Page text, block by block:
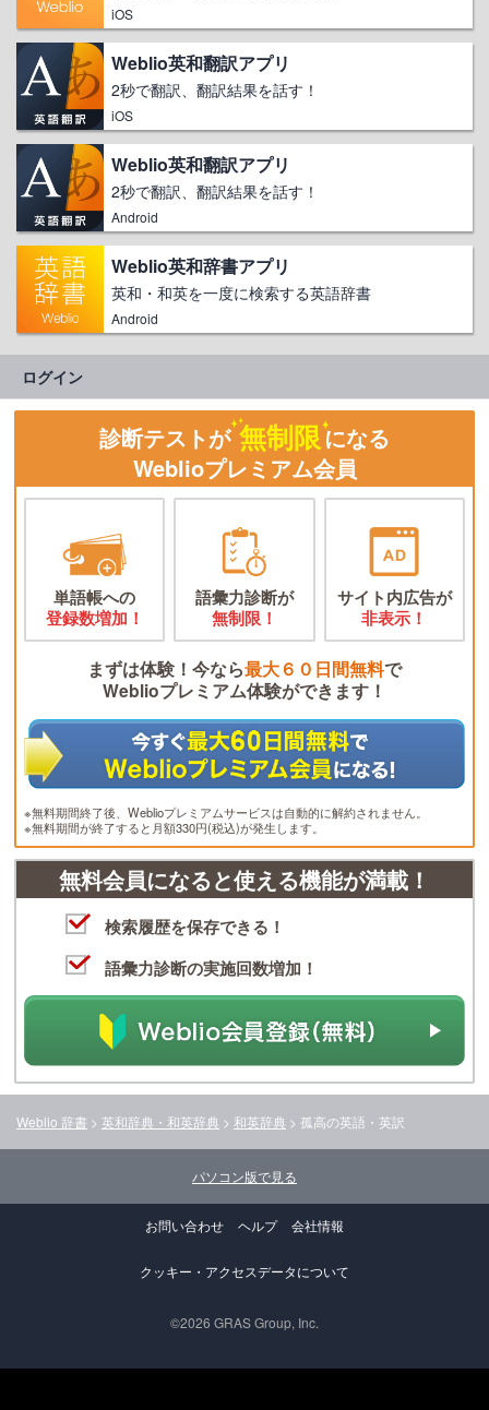
iOS
Weblio英和翻訳アプリ
2秒で翻訳、翻訳結果を話す！
iOS
Weblio英和翻訳アプリ
2秒で翻訳、翻訳結果を話す！
Android
Weblio英和辞書アプリ
英和・和英を一度に検索する英語辞書
Android
ログイン
診断テストが 無制限になる
Weblioプレミアム会員
単語帳への
登録数増加！
語彙力診断が
無制限！
サイト内広告が
非表示！
まずは体験！今なら最大６０日間無料で
Weblioプレミアム体験ができます！
※無料期間終了後、Weblioプレミアムサービスは自動的に解約されません。
※無料期間が終了すると月額330円(税込)が発生します。
無料会員になると使える機能が満載！
検索履歴を保存できる！
語彙力診断の実施回数増加！
Weblio 辞書 > 英和辞典・和英辞典 > 和英辞典 > 孤高の英語・英訳
パソコン版で見る
お問い合わせ ヘルプ 会社情報
クッキー・アクセスデータについて
©2026 GRAS Group, Inc.